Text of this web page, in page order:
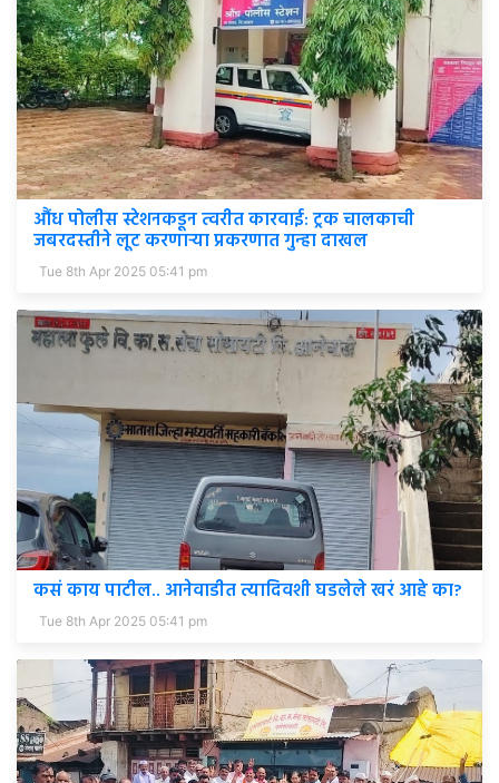
औंध पोलीस स्टेशनकडून त्वरीत कारवाई: ट्रक चालकाची
जबरदस्तीने लूट करणाऱ्या प्रकरणात गुन्हा दाखल
Tue 8th Apr 2025 05:41 pm
कसं काय पाटील.. आनेवाडीत त्यादिवशी घडलेले खरं आहे का?
Tue 8th Apr 2025 05:41 pm